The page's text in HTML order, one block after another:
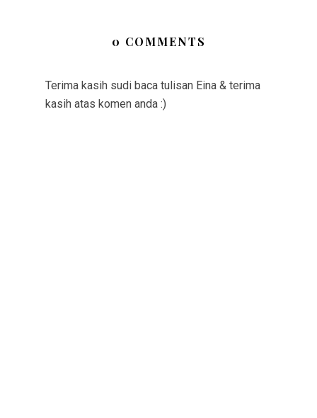
0 COMMENTS
Terima kasih sudi baca tulisan Eina & terima
kasih atas komen anda :)